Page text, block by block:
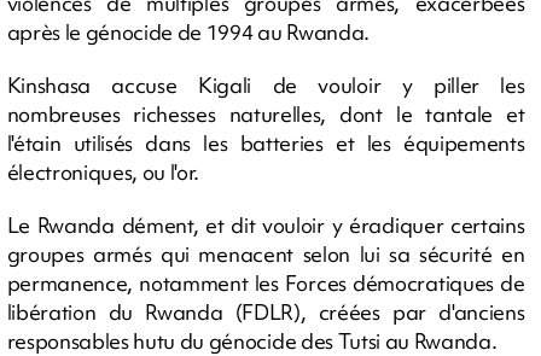
après le génocide de 1994 au Rwanda.
Kinshasa accuse Kigali de vouloir y piller les
nombreuses richesses naturelles, dont le tantale et
l'étain utilisés dans les batteries et les équipements
électroniques, ou l'or.
Le Rwanda dément, et dit vouloir y éradiquer certains
groupes armés qui menacent selon lui sa sécurité en
permanence, notamment les Forces démocratiques de
libération du Rwanda (FDLR), créées par d'anciens
responsables hutu du génocide des Tutsi au Rwanda.